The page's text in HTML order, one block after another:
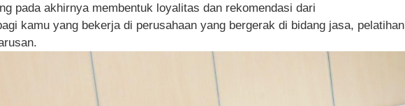
pada akhirnya membentuk loyalitas dan rekomendasi dari
kamu yang bekerja di perusahaan yang bergerak di bidang jasa, pelatihan